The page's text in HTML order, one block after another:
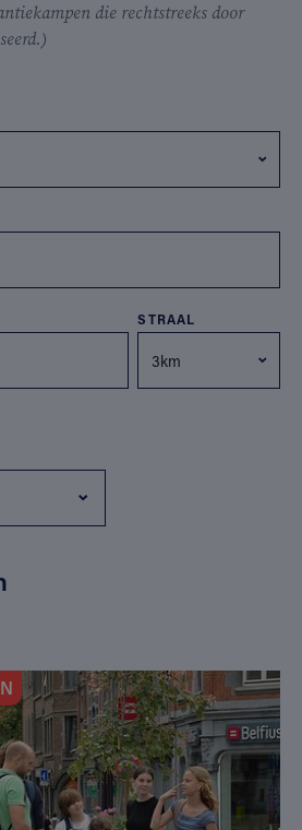
die rechtstreeks door
STRAAL